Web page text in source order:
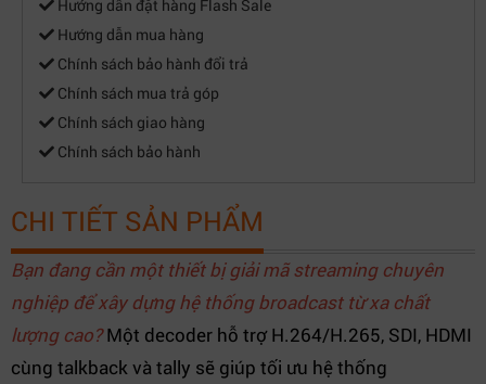
Hướng dẫn đặt hàng Flash Sale
Hướng dẫn mua hàng
Chính sách bảo hành đổi trả
Chính sách mua trả góp
Chính sách giao hàng
Chính sách bảo hành
CHI TIẾT SẢN PHẨM
Bạn đang cần một thiết bị giải mã streaming chuyên
nghiệp để xây dựng hệ thống broadcast từ xa chất
lượng cao?Một decoder hỗ trợ H.264/H.265, SDI, HDMI
cùng talkback và tally sẽ giúp tối ưu hệ thống